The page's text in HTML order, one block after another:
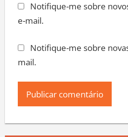
Notifique-me sobre
e-mail.
Notifique-me sobre
mail.